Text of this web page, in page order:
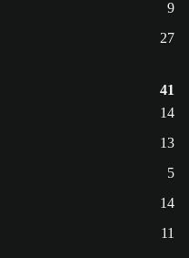
9
27
41
14
13
5
14
11